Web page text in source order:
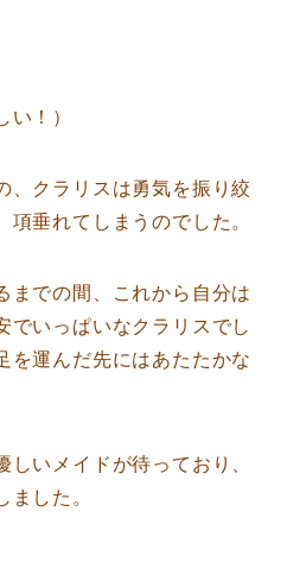
い！）
、クラリスは勇気を振り絞
垂れてしまうのでした。
までの間、これから自分は
でいっぱいなクラリスでし
を運んだ先にはあたたかな
いメイドが待っており、
ました。